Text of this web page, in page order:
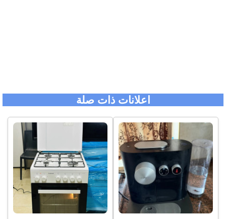
اعلانات ذات صلة